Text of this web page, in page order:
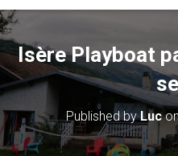
Isère Playboat
Published byLuc